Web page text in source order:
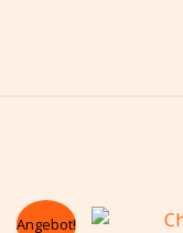
Angebot!